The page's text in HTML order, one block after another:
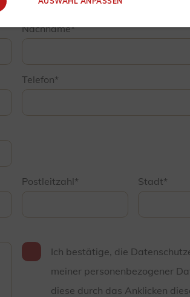
Nachname
Telefon
Postleitzahl Stadt
Ich bestätige, die
meiner personenbezogener
diese durch das Anklicken